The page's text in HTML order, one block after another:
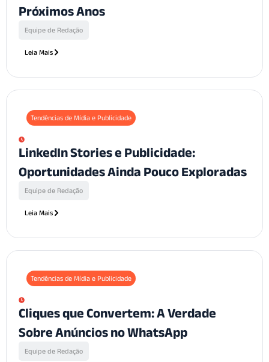
Próximos Anos
Equipe de Redação
Leia Mais
Tendências de Mídia e Publicidade
LinkedIn Stories e Publicidade:
Oportunidades Ainda Pouco Exploradas
Equipe de Redação
Leia Mais
Tendências de Mídia e Publicidade
Cliques que Convertem: A Verdade
Sobre Anúncios no WhatsApp
Equipe de Redação